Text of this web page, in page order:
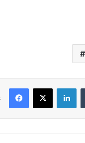
Facebook
X